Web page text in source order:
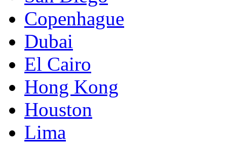
Copenhague
Dubai
El Cairo
Hong Kong
Houston
Lima